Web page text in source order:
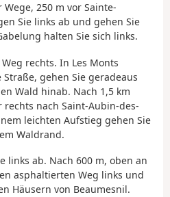
250 m vor Sainte-
Sie links ab und gehen Sie
halten Sie sich links.
rechts. In Les Monts
gehen Sie geradeaus
Wald hinab. Nach 1,5 km
rechts nach Saint-Aubin-des-
leichten Aufstieg gehen Sie
Waldrand.
links ab. Nach 600 m, oben an
asphaltierten Weg links und
Häusern von Beaumesnil.